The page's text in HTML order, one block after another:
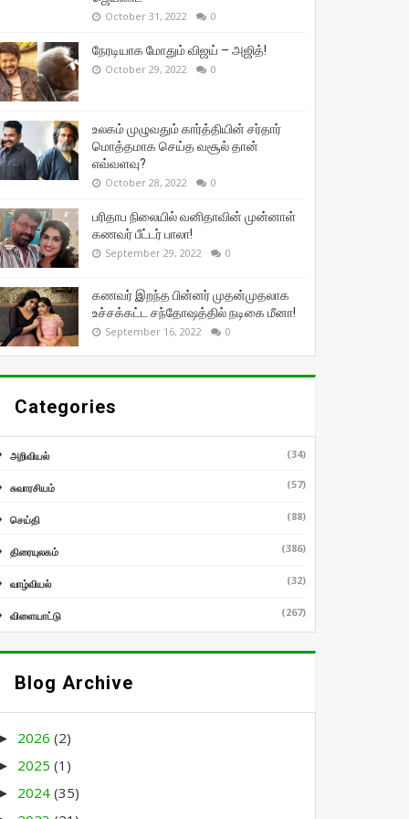
October 31, 2022 0
நேரடியாக மோதும் விஜய் – அஜித்!
October 29, 2022 0
உலகம் முழுவதும் கார்த்தியின் சர்தார்
மொத்தமாக செய்த வசூல் தான்
எவ்வளவு?
October 28, 2022 0
பரிதாப நிலையில் வனிதாவின் முன்னாள்
கணவர் பீட்டர் பாலா!
September 29, 2022 0
கணவர் இறந்த பின்னர் முதன்முதலாக
உச்சக்கட்ட சந்தோஷத்தில் நடிகை மீனா!
September 16, 2022 0
Categories
அறிவியல் (34)
சுவாரசியம் (57)
செய்தி (88)
திரையுலகம் (386)
வாழ்வியல் (32)
விளையாட்டு (267)
Blog Archive
► 2026(2)
► 2025(1)
► 2024(35)